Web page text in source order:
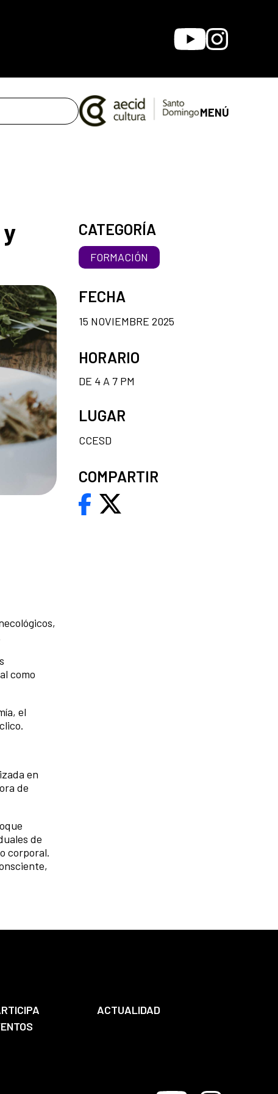
YoutubeInstagram
MENÚ
como
el
en
de
de
corporal.
CATEGORÍA
FORMACIÓN
FECHA
15 NOVIEMBRE 2025
HORARIO
DE 4 A 7 PM
LUGAR
CCESD
COMPARTIR
ACTUALIDAD